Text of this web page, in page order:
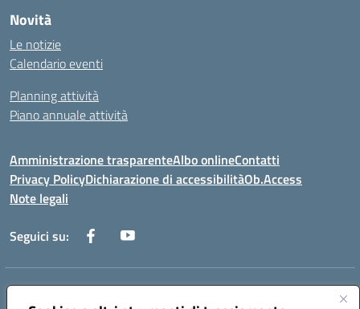
Novità
Le notizie
Calendario eventi
Planning attività
Piano annuale attività
Amministrazione trasparenteAlbo onlineContatti
Privacy PolicyDichiarazione di accessibilitàOb.Access
Note legali
Seguici su:
Indirizzo: